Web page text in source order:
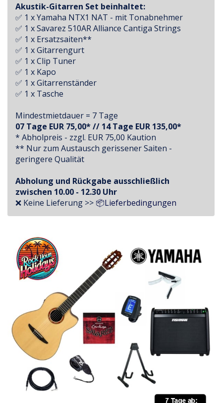
Akustik-Gitarren Set beinhaltet:
✅ 1 x Yamaha NTX1 NAT - mit Tonabnehmer
✅ 1 x Savarez 510AR Alliance Cantiga Strings
✅ 1 x Ersatzsaiten**
✅ 1 x Gitarrengurt
✅ 1 x Clip Tuner
✅ 1 x Kapo
✅ 1 x Gitarrenständer
✅ 1 x Tasche
Mindestmietdauer = 7 Tage
07 Tage EUR 75,00* // 14 Tage EUR 135,00*
* Abholpreis - zzgl. EUR 75,00 Kaution
** Nur zum Austausch gerissener Saiten -
geringere Qualität
Abholung und Rückgabe ausschließlich
zwischen 10.00 - 12.30 Uhr
❌ Keine Lieferung >> 📦Lieferbedingungen